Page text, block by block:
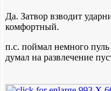
Да. Затвор взводит
комфортный.
п.с. поймал немного пуль
думал на развлечение